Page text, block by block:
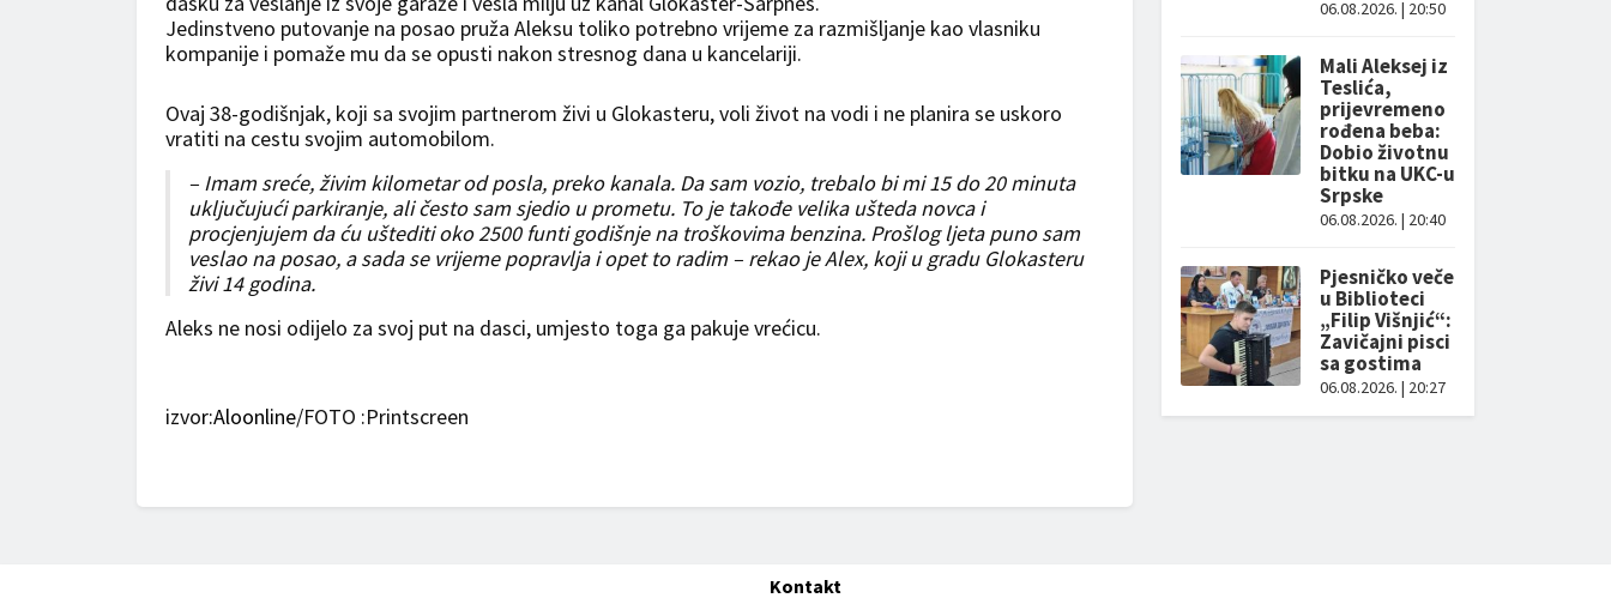
Jedinstveno putovanje na posao pruža Aleksu toliko potrebno vrijeme za razmišljanje kao vlasniku
kompanije i pomaže mu da se opusti nakon stresnog dana u kancelariji.
Ovaj 38-godišnjak, koji sa svojim partnerom živi u Glokasteru, voli život na vodi i ne planira se uskoro
vratiti na cestu svojim automobilom.
– Imam sreće, živim kilometar od posla, preko kanala. Da sam vozio, trebalo bi mi 15 do 20 minuta
uključujući parkiranje, ali često sam sjedio u prometu. To je takođe velika ušteda novca i
procjenjujem da ću uštediti oko 2500 funti godišnje na troškovima benzina. Prošlog ljeta puno sam
veslao na posao, a sada se vrijeme popravlja i opet to radim – rekao je Alex, koji u gradu Glokasteru
živi 14 godina.
Aleks ne nosi odijelo za svoj put na dasci, umjesto toga ga pakuje vrećicu.
izvor:Aloonline/FOTO :Printscreen
06.08.2026. | 20:50
Mali Aleksej iz
Teslića,
prijevremeno
rođena beba:
Dobio životnu
bitku na UKC-u
Srpske
06.08.2026. | 20:40
Pjesničko veče
u Biblioteci
„Filip Višnjić“:
Zavičajni pisci
sa gostima
06.08.2026. | 20:27
Kontakt